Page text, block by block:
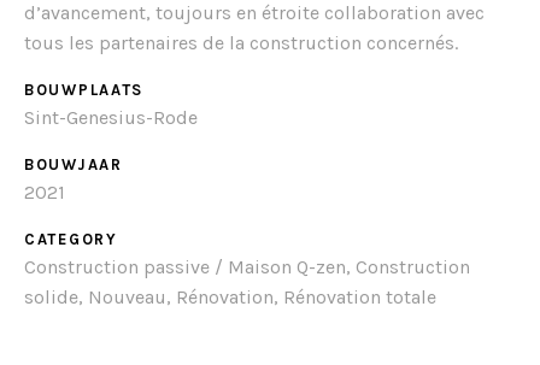
d’avancement, toujours en étroite collaboration avec
tous les partenaires de la construction concernés.
BOUWPLAATS
Sint-Genesius-Rode
BOUWJAAR
2021
CATEGORY
Construction passive / Maison Q-zen, Construction
solide, Nouveau, Rénovation, Rénovation totale